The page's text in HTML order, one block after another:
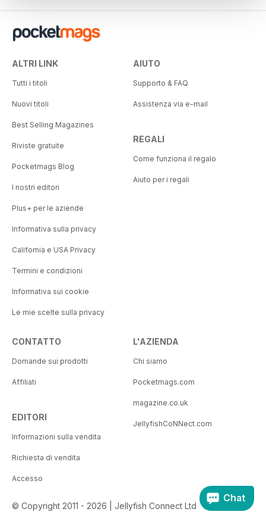
ALTRI LINK
Tutti i titoli
Nuovi titoli
Best Selling Magazines
Riviste gratuite
Pocketmags Blog
I nostri editori
Plus+ per le aziende
Informativa sulla privacy
California e USA Privacy
Termini e condizioni
Informativa sui cookie
Le mie scelte sulla privacy
AIUTO
Supporto & FAQ
Assistenza via e-mail
REGALI
Come funziona il regalo
Aiuto per i regali
CONTATTO
Domande sui prodotti
Affiliati
EDITORI
Informazioni sulla vendita
Richiesta di vendita
Accesso
L'AZIENDA
Chi siamo
Pocketmags.com
magazine.co.uk
JellyfishCoNNect.com
© Copyright 2011 - 2026 | Jellyfish Connect Ltd
Chat